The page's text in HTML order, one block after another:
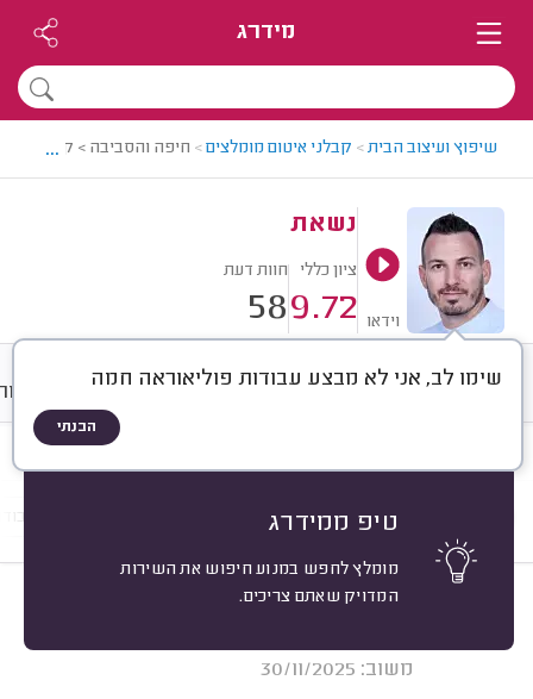
מידרג
שיפוץ ועיצוב הבית> קבלני איטום מומלצים> חיפה והסביבה > קבלן
...
וידאו
נשאת
ציון כללי
9.72
חוות דעת
58
שימו לב, אני לא מבצע עבודות פוליאוראה חמה
הבנתי
טיפ ממידרג
מומלץ לחפש במנוע חיפוש את השירות
המדויק שאתם צריכים.
חוות דעת ממוצע גלריה
מקום איטום
איתן מגני, גבעת אלה.
משוב: 30/11/2025